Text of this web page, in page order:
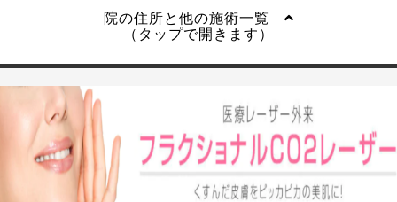
院の住所と他の施術一覧
（タップで開きます）